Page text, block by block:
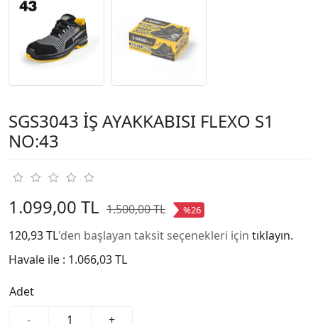
SGS3043 İŞ AYAKKABISI FLEXO S1
NO:43
1.099,00 TL 1.500,00 TL %26
120,93 TL'den başlayan taksit seçenekleri için tıklayın.
Havale ile : 1.066,03 TL
Adet
-
+